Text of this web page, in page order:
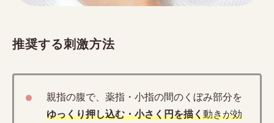
推奨する刺激方法
親指の腹で、薬指・小指の間のくぼみ部分を
ゆっくり押し込む・小さく円を描く動きが効